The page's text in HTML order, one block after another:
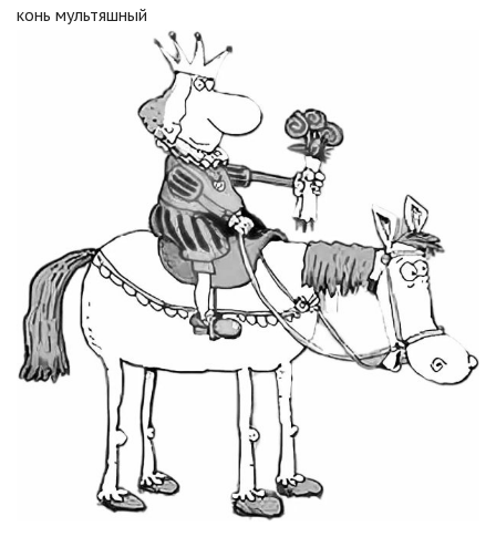
конь мультяшный